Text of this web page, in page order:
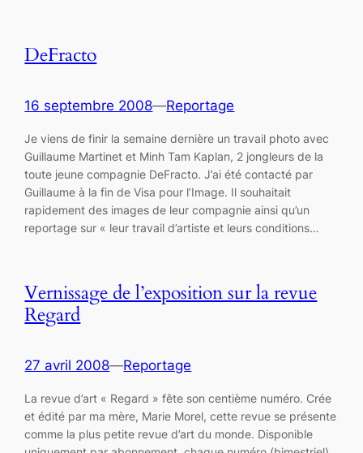
DeFracto
16 septembre 2008—Reportage
Je viens de finir la semaine dernière un travail photo avec
Guillaume Martinet et Minh Tam Kaplan, 2 jongleurs de la
toute jeune compagnie DeFracto. J’ai été contacté par
Guillaume à la fin de Visa pour l’Image. Il souhaitait
rapidement des images de leur compagnie ainsi qu’un
reportage sur « leur travail d’artiste et leurs conditions…
Vernissage de l’exposition sur la revue
Regard
27 avril 2008—Reportage
La revue d’art « Regard » fête son centième numéro. Crée
et édité par ma mère, Marie Morel, cette revue se présente
comme la plus petite revue d’art du monde. Disponible